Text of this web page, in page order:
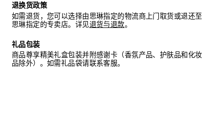
退换货政策
如需退货，您可以选择由思琳指定的物流商上门取货或退还至
思琳指定的专卖店。详见退货与退款。
礼品包装
商品尊享精美礼盒包装并附感谢卡（香氛产品、护肤品和化妆
品除外）。如需礼品袋请联系客服。